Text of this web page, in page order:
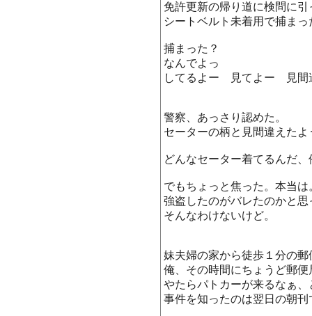
免許更新の帰り道に検問に
シートベルト未着用で捕まっ
捕まった？
なんでよっ
してるよー 見てよー 見間
警察、あっさり認めた。
セーターの柄と見間違えたよ
どんなセーター着てるんだ、
でもちょっと焦った。本当は
強盗したのがバレたのかと思
そんなわけないけど。
妹夫婦の家から徒歩１分の
俺、その時間にちょうど郵
やたらパトカーが来るなぁ
事件を知ったのは翌日の朝刊